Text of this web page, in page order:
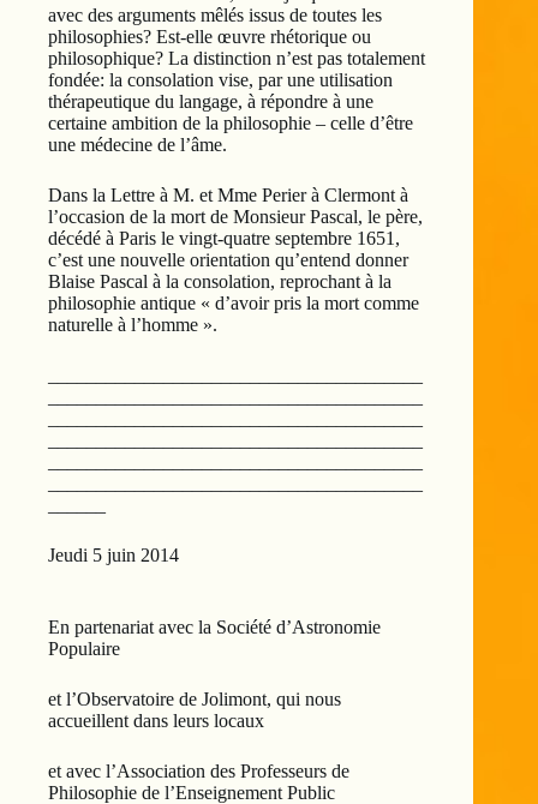
avec des arguments mêlés issus de toutes les
philosophies? Est-elle œuvre rhétorique ou
philosophique? La distinction n’est pas totalement
fondée: la consolation vise, par une utilisation
thérapeutique du langage, à répondre à une
certaine ambition de la philosophie – celle d’être
une médecine de l’âme.
Dans la Lettre à M. et Mme Perier à Clermont à
l’occasion de la mort de Monsieur Pascal, le père,
décédé à Paris le vingt-quatre septembre 1651,
c’est une nouvelle orientation qu’entend donner
Blaise Pascal à la consolation, reprochant à la
philosophie antique « d’avoir pris la mort comme
naturelle à l’homme ».
Jeudi 5 juin 2014
En partenariat avec la Société d’Astronomie
Populaire
et l’Observatoire de Jolimont, qui nous
accueillent dans leurs locaux
et avec l’Association des Professeurs de
Philosophie de l’Enseignement Public